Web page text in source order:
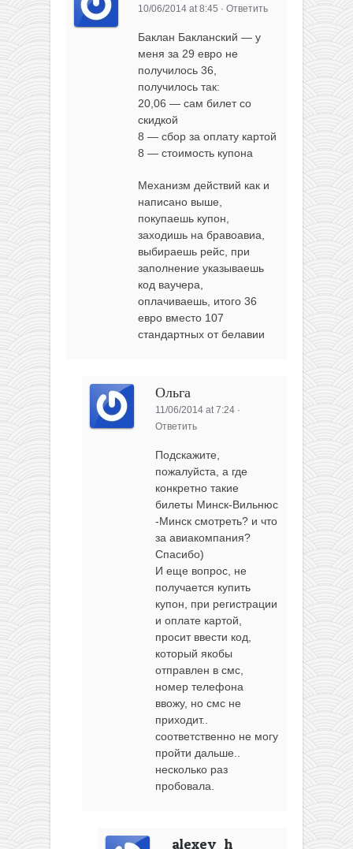
10/06/2014 at 8:45 ·Ответить
Баклан Бакланский — у
меня за 29 евро не
получилось 36,
получилось так:
20,06 — сам билет со
скидкой
8 — сбор за оплату картой
8 — стоимость купона
Механизм действий как и
написано выше,
покупаешь купон,
заходишь на бравоавиа,
выбираешь рейс, при
заполнение указываешь
код ваучера,
оплачиваешь, итого 36
евро вместо 107
стандартных от белавии
Ольга
11/06/2014 at 7:24 ·
Ответить
Подскажите,
пожалуйста, а где
конкретно такие
билеты Минск-Вильнюс
-Минск смотреть? и что
за авиакомпания?
Спасибо)
И еще вопрос, не
получается купить
купон, при регистрации
и оплате картой,
просит ввести код,
который якобы
отправлен в смс,
номер телефона
ввожу, но смс не
приходит..
соответственно не могу
пройти дальше..
несколько раз
пробовала.
alexey_h